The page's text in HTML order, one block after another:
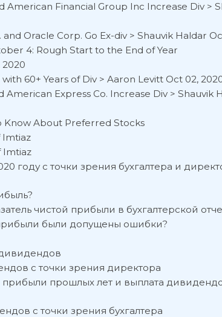
American Financial Group Inc Increase Div >
and Oracle Corp. Go Ex-div > Shauvik Haldar
4: Rough Start to the End of Year
2020
60+ Years of Div > Aaron Levitt Oct 02,
American Express Co. Increase Div > Shauvik
Know About Preferred Stocks
Imtiaz
Imtiaz
году с точки зрения бухгалтера и
чистой прибыли в бухгалтерской
были допущены ошибки?
с точки зрения директора
прошлых лет и выплата
с точки зрения бухгалтера